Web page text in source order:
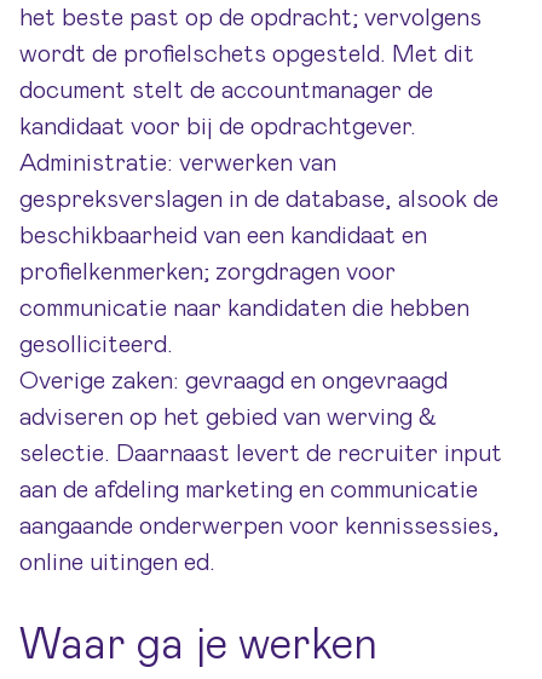
het beste past op de opdracht; vervolgens
wordt de profielschets opgesteld. Met dit
document stelt de accountmanager de
kandidaat voor bij de opdrachtgever.
Administratie: verwerken van
gespreksverslagen in de database, alsook de
beschikbaarheid van een kandidaat en
profielkenmerken; zorgdragen voor
communicatie naar kandidaten die hebben
gesolliciteerd.
Overige zaken: gevraagd en ongevraagd
adviseren op het gebied van werving &
selectie. Daarnaast levert de recruiter input
aan de afdeling marketing en communicatie
aangaande onderwerpen voor kennissessies,
online uitingen ed.
Waar ga je werken